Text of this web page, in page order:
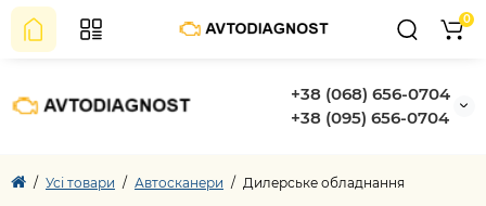
+38 (068) 656-0704
+38 (095) 656-0704
0
Усі товари Автосканери Дилерське обладнання